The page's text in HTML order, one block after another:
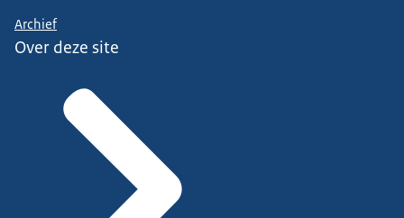
Archief
Over deze site